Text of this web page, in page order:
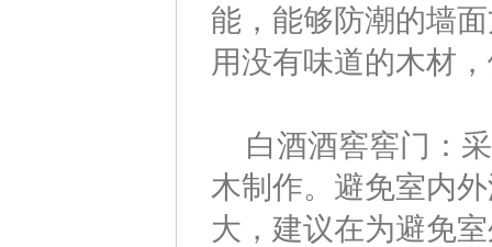
能，能够防潮的墙
用没有味道的木材
白酒酒窖窖门：采
木制作。避免室内
大，建议在为避免